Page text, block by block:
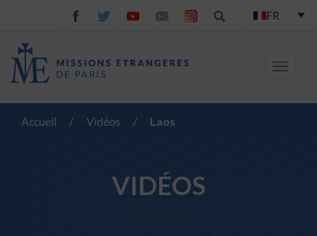
FR
Toggle
Accueil / Vidéos / Laos
VIDÉOS